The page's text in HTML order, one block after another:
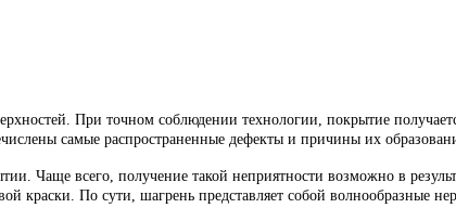
При точном соблюдении технологии, покрытие
самые распространенные дефекты и причины их
Чаще всего, получение такой неприятности возможно в
По сути, шагрень представляет собой волнообразные